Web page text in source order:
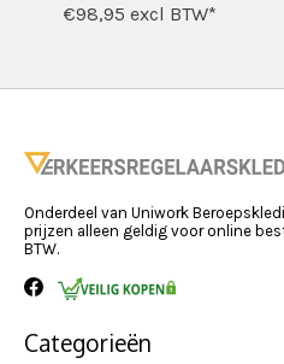
€98,95 excl BTW*
Onderdeel van Uniwork
prijzen alleen geldig voor online
BTW.
Categorieën